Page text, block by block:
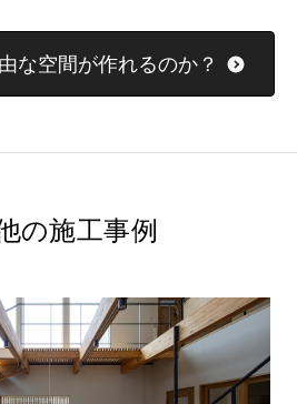
な空間が作れるのか？
の施工事例